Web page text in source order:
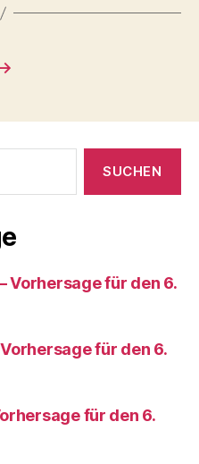
→
Vorhersage für den 6.
für den 6.
für den 6.